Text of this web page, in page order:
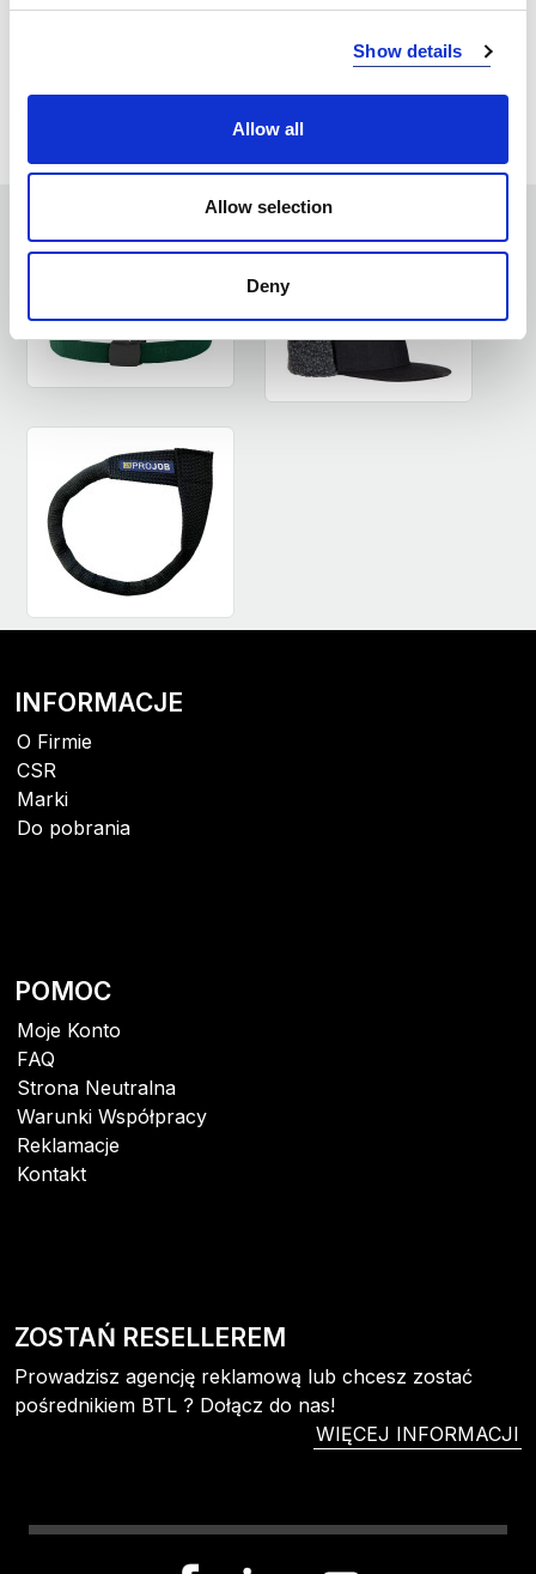
Show details
Allow all
Allow selection
Deny
ONE SIZE 50 612
ZALOGUJ SIĘ
ZOBACZ PODOBNE PRODUKTY
INFORMACJE
O Firmie
CSR
Marki
Do pobrania
POMOC
Moje Konto
FAQ
Strona Neutralna
Warunki Współpracy
Reklamacje
Kontakt
ZOSTAŃ RESELLEREM
Prowadzisz agencję reklamową lub chcesz zostać
pośrednikiem BTL ? Dołącz do nas!
WIĘCEJ INFORMACJI